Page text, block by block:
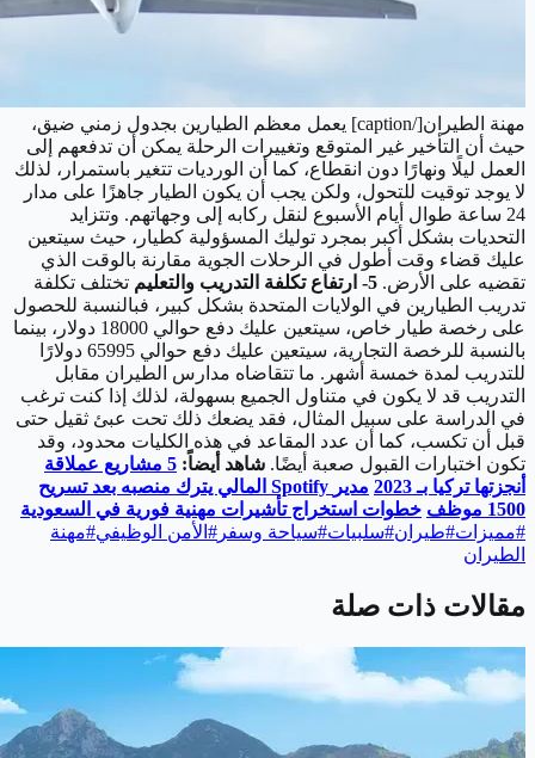
مهنة الطيران[/caption] يعمل معظم الطيارين بجدول زمني ضيق،
حيث أن التأخير غير المتوقع وتغييرات الرحلة يمكن أن تدفعهم إلى
العمل ليلًا ونهارًا دون انقطاع، كما أن الورديات تتغير باستمرار، لذلك
لا يوجد توقيت للتحول، ولكن يجب أن يكون الطيار جاهزًا على مدار
24 ساعة طوال أيام الأسبوع لنقل ركابه إلى وجهاتهم. وتتزايد
التحديات بشكل أكبر بمجرد توليك المسؤولية كطيار، حيث سيتعين
عليك قضاء وقت أطول في الرحلات الجوية مقارنة بالوقت الذي
تقضيه على الأرض. 5- ارتفاع تكلفة التدريب والتعليم
تختلف تكلفة
تدريب الطيارين في الولايات المتحدة بشكل كبير، فبالنسبة للحصول
على رخصة طيار خاص، سيتعين عليك دفع حوالي 18000 دولار، بينما
بالنسبة للرخصة التجارية، سيتعين عليك دفع حوالي 65995 دولارًا
للتدريب لمدة خمسة أشهر. ما تتقاضاه مدارس الطيران مقابل
التدريب قد لا يكون في متناول الجميع بسهولة، لذلك إذا كنت ترغب
في الدراسة على سبيل المثال، فقد يضعك ذلك تحت عبئ ثقيل حتى
قبل أن تكسب، كما أن عدد المقاعد في هذه الكليات محدود، وقد
تكون اختبارات القبول صعبة أيضًا. شاهد أيضاً: 5 مشاريع عملاقة
أنجزتها تركيا بـ 2023
مدير
المالي يترك منصبه بعد تسريح
1500 موظف
خطوات استخراج تأشيرات مهنية فورية في السعودية
#مميزات#طيران#سلبيات#سياحة وسفر # الأمن الوظيفي#مهنة
الطيران
مقالات ذات صلة